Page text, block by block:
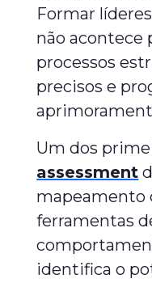
Formar
não acontece
processos
precisos e
Um dos
assessment
mapeamento
ferramentas
identifica o